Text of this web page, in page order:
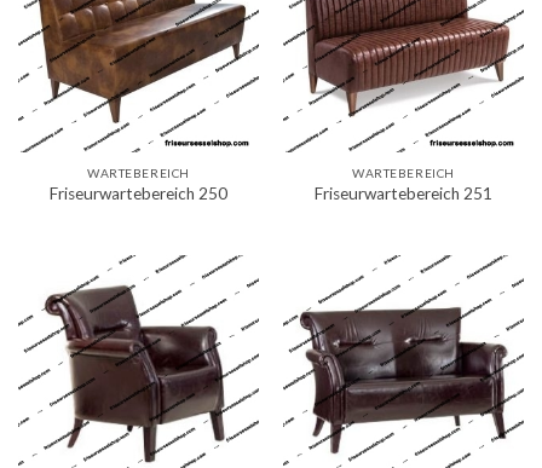
WARTEBEREICH
Friseurwartebereich 250
WARTEBEREICH
Friseurwartebereich 251